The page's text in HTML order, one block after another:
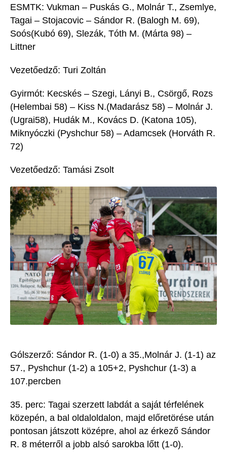
ESMTK: Vukman – Puskás G., Molnár T., Zsemlye,
Tagai – Stojacovic – Sándor R. (Balogh M. 69),
Soós(Kubó 69), Slezák, Tóth M. (Márta 98) –
Littner
Vezetőedző: Turi Zoltán
Gyirmót: Kecskés – Szegi, Lányi B., Csörgő, Rozs
(Helembai 58) – Kiss N.(Madarász 58) – Molnár J.
(Ugrai58), Hudák M., Kovács D. (Katona 105),
Miknyóczki (Pyshchur 58) – Adamcsek (Horváth R.
72)
Vezetőedző: Tamási Zsolt
Gólszerző: Sándor R. (1-0) a 35.,Molnár J. (1-1) az
57., Pyshchur (1-2) a 105+2, Pyshchur (1-3) a
107.percben
35. perc: Tagai szerzett labdát a saját térfelének
közepén, a bal oldal oldalon, majd előretörése után
pontosan játszott középre, ahol az érkező Sándor
R. 8 méterről a jobb alsó sarokba lőtt (1-0).